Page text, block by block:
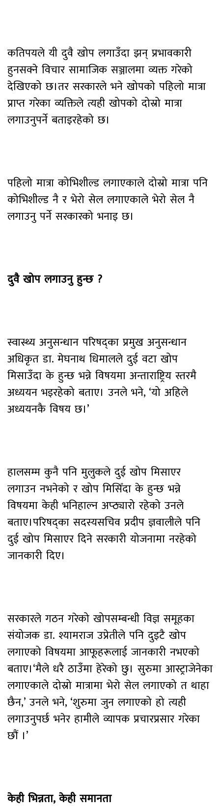
कतिपयले यी दुवै खोप लगाउँदा झन् प्रभावकारी
हुनसक्ने विचार सामाजिक सञ्जालमा व्यक्त गरेको
देखिएको छ।तर सरकारले भने खोपको पहिलो मात्रा
प्राप्त गरेका व्यक्तिले त्यही खोपको दोस्रो मात्रा
लगाउनुपर्ने बताइरहेको छ।
पहिलो मात्रा कोभिशील्ड लगाएकाले दोस्रो मात्रा पनि
कोभिशील्ड नै र भेरो सेल लगाएकाले भेरो सेल नै
लगाउनु पर्ने सरकारको भनाइ छ।
दुवै खोप लगाउनु हुन्छ ?
स्वास्थ्य अनुसन्धान परिषद्का प्रमुख अनुसन्धान
अधिकृत डा. मेघनाथ धिमालले दुई वटा खोप
मिसाउँदा के हुन्छ भन्ने विषयमा अन्ताराष्ट्रिय स्तरमै
अध्ययन भइरहेको बताए। उनले भने, ‘यो अहिले
अध्ययनकै विषय छ।’
हालसम्म कुनै पनि मुलुकले दुई खोप मिसाएर
लगाउन नभनेको र खोप मिसिँदा के हुन्छ भन्ने
विषयमा केही भनिहाल्न अप्ठ्यारो रहेको उनले
बताए।परिषद्का सदस्यसचिव प्रदीप ज्ञवालीले पनि
दुई खोप मिसाएर दिने सरकारी योजनामा नरहेको
जानकारी दिए।
सरकारले गठन गरेको खोपसम्बन्धी विज्ञ समूहका
संयोजक डा. श्यामराज उप्रेतीले पनि दुइटै खोप
लगाएको विषयमा आफूहरूलाई जानकारी नभएको
बताए।‘मैले धरै ठाउँमा हेरेको छु। सुरुमा आस्ट्राजेनेका
लगाएकाले दोस्रो मात्रामा भेरो सेल लगाएको त थाहा
छैन,’ उनले भने, ‘शुरुमा जुन लगाएको हो त्यही
लगाउनुपर्छ भनेर हामीले व्यापक प्रचारप्रसार गरेका
छौं ।’
केही भिन्नता, केही समानता